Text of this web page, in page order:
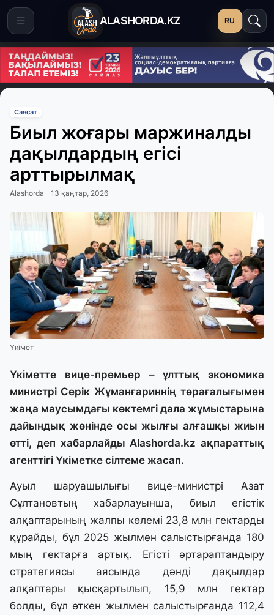
ALASHORDA.KZ RU
Саясат
Биыл жоғары маржиналды
дақылдардың егісі
арттырылмақ
Alashorda 13 қаңтар, 2026
Үкімет
Үкіметте вице-премьер – ұлттық экономика
министрі Серік Жұманғариннің төрағалығымен
жаңа маусымдағы көктемгі дала жұмыстарына
дайындық жөнінде осы жылғы алғашқы жиын
өтті, деп хабарлайдыAlashorda.kz ақпараттық
агенттігі Үкіметке сілтеме жасап.
Ауыл шаруашылығы вице-министрі Азат
Сұлтановтың хабарлауынша, биыл егістік
алқаптарының жалпы көлемі 23,8 млн гектарды
құрайды, бұл 2025 жылмен салыстырғанда 180
мың гектарға артық. Егісті әртараптандыру
стратегиясы аясында дәнді дақылдар
алқаптары қысқартылып, 15,9 млн гектар
болды, бұл өткен жылмен салыстырғанда 112,4